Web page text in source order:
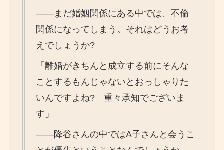
――まだ婚姻関係にある中では、不倫
関係になってしまう。それはどうお考
えでしょうか?
「離婚がきちんと成立する前にそんな
ことするもんじゃないとおっしゃりた
いんですよね? 重々承知でございま
す」
――降谷さんの中ではA子さんと会うこ